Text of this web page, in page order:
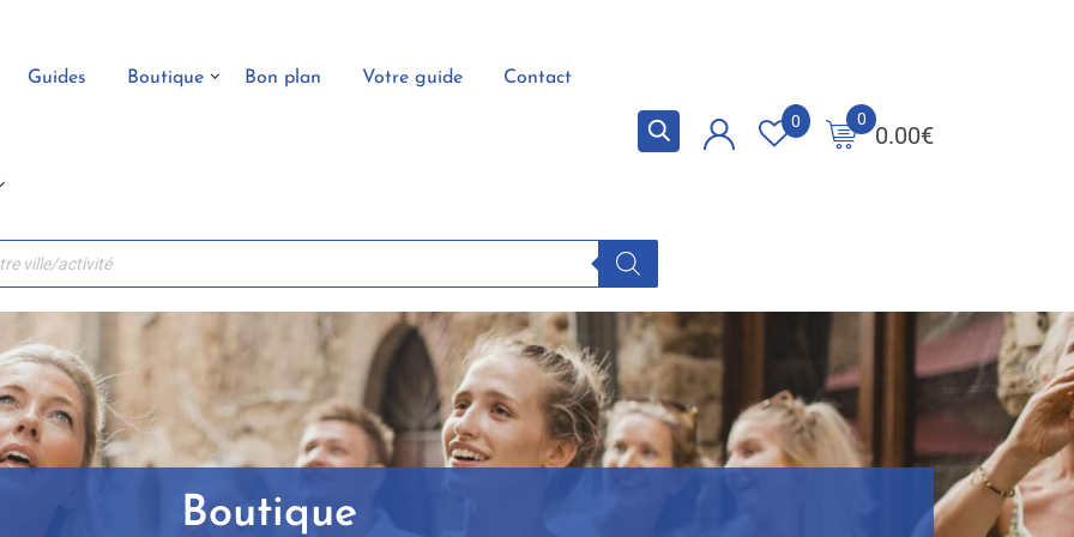
Guides Boutique Bon plan Votre guide Contact
0.00€
0
0
Boutique